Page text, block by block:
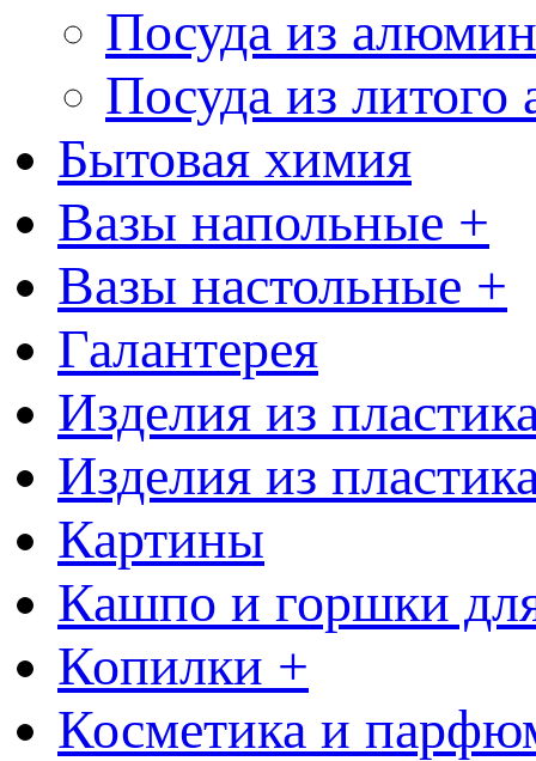
Посуда из
Посуда из
Бытовая химия
Вазы напольные +
Вазы настольные +
Галантерея
Изделия из
Изделия из
Картины
Кашпо и горшки
Копилки +
Косметика и